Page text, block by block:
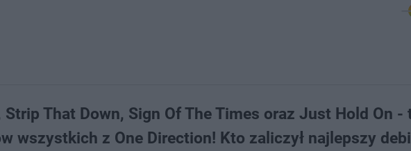
That Down, Sign Of The Times oraz Just Hold On -
wszystkich z One Direction! Kto zaliczył najlepszy